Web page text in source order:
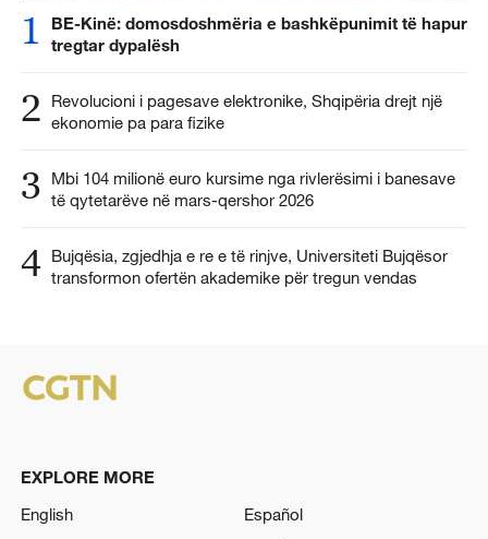
1
BE-Kinë: domosdoshmëria e bashkëpunimit të hapur
tregtar dypalësh
2
Revolucioni i pagesave elektronike, Shqipëria drejt një
ekonomie pa para fizike
3
Mbi 104 milionë euro kursime nga rivlerësimi i banesave
të qytetarëve në mars-qershor 2026
4 Bujqësia, zgjedhja e re e të rinjve, Universiteti Bujqësor
transformon ofertën akademike për tregun vendas
EXPLORE MORE
English
Español